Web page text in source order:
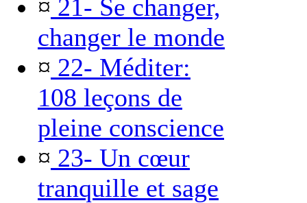
¤ 21- Se changer,
changer le monde
¤ 22- Méditer:
108 leçons de
pleine conscience
¤ 23- Un cœur
tranquille et sage